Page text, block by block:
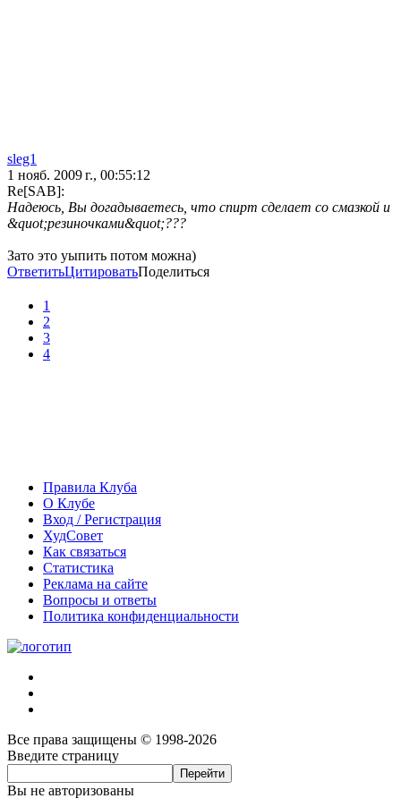
sleg1
1 нояб. 2009 г., 00:55:12
Re[SAB]:
Надеюсь, Вы догадываетесь, что спирт сделает со смазкой и
&quot;резиночками&quot;???
Зато это уыпить потом можна)
ОтветитьЦитироватьПоделиться
1
2
3
4
Правила Клуба
О Клубе
Вход / Регистрация
ХудСовет
Как связаться
Статистика
Реклама на сайте
Вопросы и ответы
Политика конфиденциальности
Все права защищены © 1998-2026
Введите страницу
Вы не авторизованы